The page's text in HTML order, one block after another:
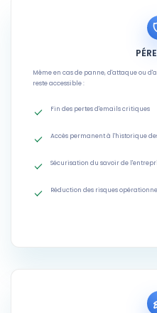
Même en cas de panne, d'attaque ou
reste accessible :
Fin des pertes d'emails critiques
Accès permanent à l'historique
Sécurisation du savoir de
Réduction des risques